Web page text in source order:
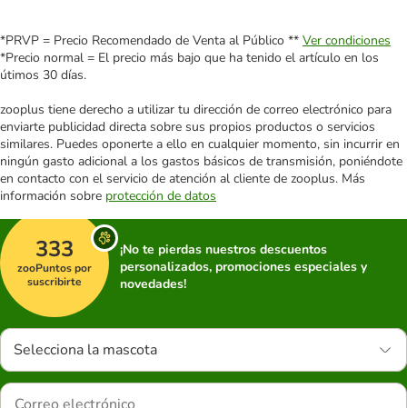
*PRVP = Precio Recomendado de Venta al Público ** Ver condiciones
*Precio normal = El precio más bajo que ha tenido el artículo en los
útimos 30 días.
zooplus tiene derecho a utilizar tu dirección de correo electrónico para
enviarte publicidad directa sobre sus propios productos o servicios
similares. Puedes oponerte a ello en cualquier momento, sin incurrir en
ningún gasto adicional a los gastos básicos de transmisión, poniéndote
en contacto con el servicio de atención al cliente de zooplus. Más
información sobre protección de datos
333
zooPuntos por
suscribirte
¡No te pierdas nuestros descuentos
personalizados, promociones especiales y
novedades!
Selecciona la mascota